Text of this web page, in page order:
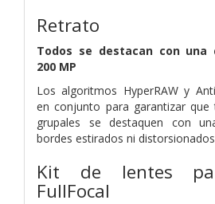
Retrato
Todos se destacan con una
200 MP
Los algoritmos HyperRAW y
en conjunto para garantizar
grupales se destaquen con
bordes estirados ni
Kit de lentes
FullFocal